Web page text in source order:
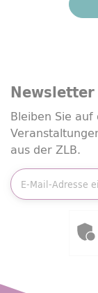
Newsletter
Bleiben Sie
aus der ZLB.
Friendly Captcha